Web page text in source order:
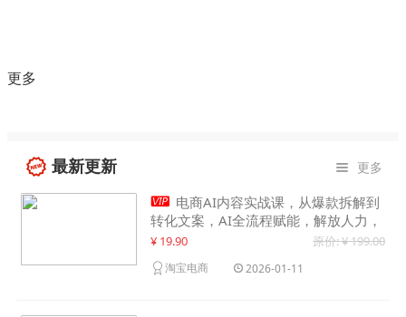
更多
最新更新  更多
 电商AI内容实战课，从爆款拆解到
转化文案，AI全流程赋能，解放人力，
单月节省内容成本数万元
¥ 19.90 原价: ¥ 199.00
淘宝电商 2026-01-11